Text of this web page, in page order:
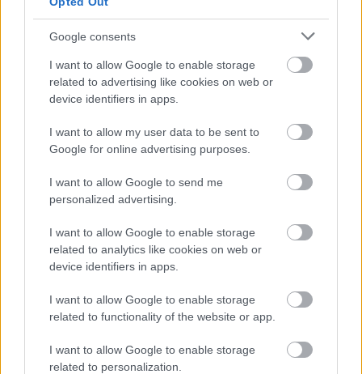
Google consents
I want to allow Google to enable storage
related to advertising like cookies on web or
device identifiers in apps.
I want to allow my user data to be sent to
Google for online advertising purposes.
I want to allow Google to send me
personalized advertising.
I want to allow Google to enable storage
related to analytics like cookies on web or
device identifiers in apps.
I want to allow Google to enable storage
related to functionality of the website or app.
I want to allow Google to enable storage
related to personalization.
online vásárlási kedvet
Közélet
Kuponőrület a weben
Közélet
Megjelent az áprilisi PC World!
e-mail cím
Szoftver| 2011.02.25 09:02
Ajándék Google AdWords kupon a
PC Worldben!
| 2008.03.01 05:59